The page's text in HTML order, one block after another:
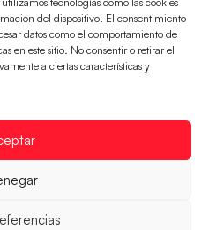
del dispositivo. El consentimiento
datos como el comportamiento de
en este sitio. No consentir o retirar el
a ciertas características y
FINANCIADO
derechos reservados –